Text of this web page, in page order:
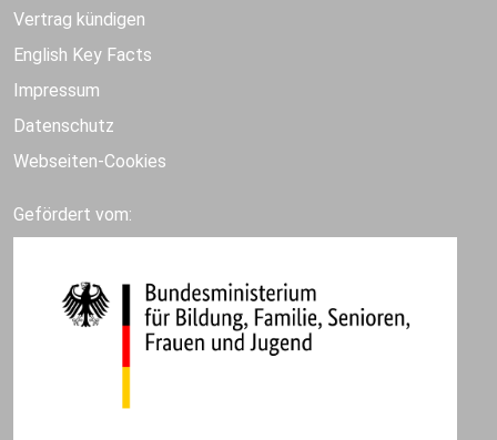
Vertrag kündigen
English Key Facts
Impressum
Datenschutz
Webseiten-Cookies
Gefördert vom: